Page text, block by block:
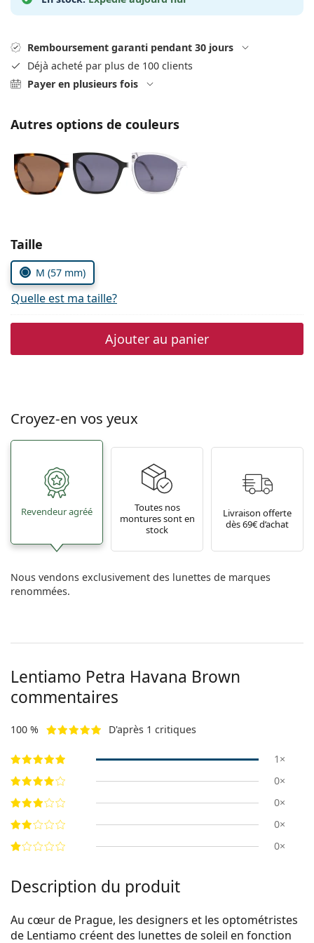
Marc Jacobs
Toutes les marques
Persol
Prada
Remboursement garanti pendant 30 jours
Déjà acheté par plus de 100 clients
Payer en plusieurs fois
Autres options de couleurs
Choisissez les paramètres
Taille
M (57 mm)
Quelle est ma taille?
Ajouter au panier
Croyez-en vos yeux
Revendeur agréé
Toutes nos
montures sont en
stock
Livraison offerte
dès 69€ d’achat
Nous vendons exclusivement des lunettes de marques
renommées.
Lentiamo Petra Havana Brown
commentaires
100 % D'après 1 critiques
1×
0×
0×
0×
0×
Description du produit
Au cœur de Prague, les designers et les optométristes
de Lentiamo créent des lunettes de soleil en fonction